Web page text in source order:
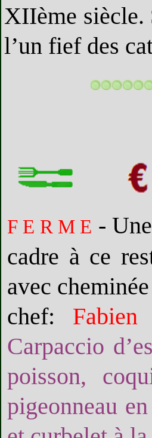
XIIème siècle.
l’un fief des
F E R M E -
cadre à ce
avec
chef:
Carpaccio
poisson,
pigeonneau